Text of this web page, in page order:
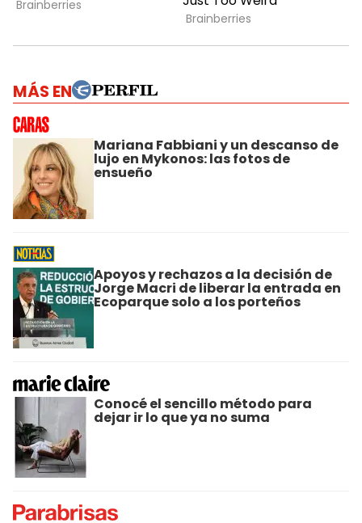
MÁS EN
Mariana Fabbiani y un descanso de
lujo en Mykonos: las fotos de
ensueño
Apoyos y rechazos a la decisión de
Jorge Macri de liberar la entrada en
Ecoparque solo a los porteños
Conocé el sencillo método para
dejar ir lo que ya no suma